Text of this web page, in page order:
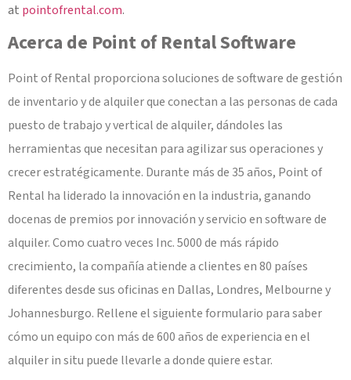
at pointofrental.com.
Acerca de Point of Rental Software
Point of Rental proporciona soluciones de software de gestión
de inventario y de alquiler que conectan a las personas de cada
puesto de trabajo y vertical de alquiler, dándoles las
herramientas que necesitan para agilizar sus operaciones y
crecer estratégicamente. Durante más de 35 años, Point of
Rental ha liderado la innovación en la industria, ganando
docenas de premios por innovación y servicio en software de
alquiler. Como cuatro veces Inc. 5000 de más rápido
crecimiento, la compañía atiende a clientes en 80 países
diferentes desde sus oficinas en Dallas, Londres, Melbourne y
Johannesburgo. Rellene el siguiente formulario para saber
cómo un equipo con más de 600 años de experiencia en el
alquiler in situ puede llevarle a donde quiere estar.